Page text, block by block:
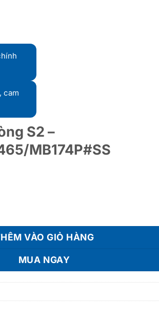
cam
S2 –
MB174P#SS
TCA465/MB174P#SS số lượng
VÀO GIỎ HÀNG
MUA NGAY